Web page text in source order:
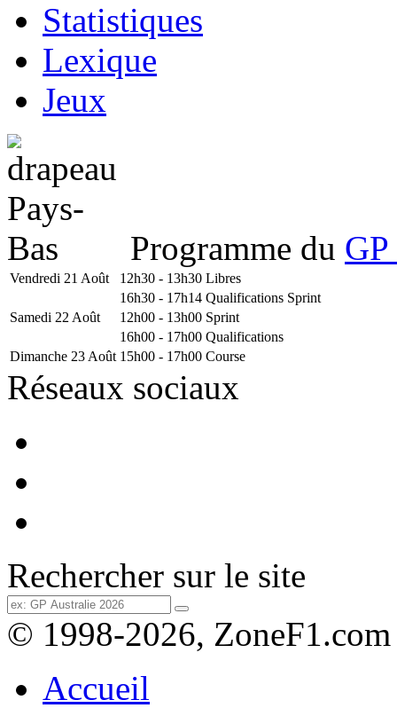
Statistiques
Lexique
Jeux
Programme du
Vendredi 21 Août 12h30 - 13h30 Libres
16h30 - 17h14 Qualifications Sprint
Samedi 22 Août
12h00 - 13h00 Sprint
16h00 - 17h00 Qualifications
Dimanche 23 Août 15h00 - 17h00 Course
Réseaux sociaux
Rechercher sur le site
© 1998-2026, ZoneF1.com
Accueil